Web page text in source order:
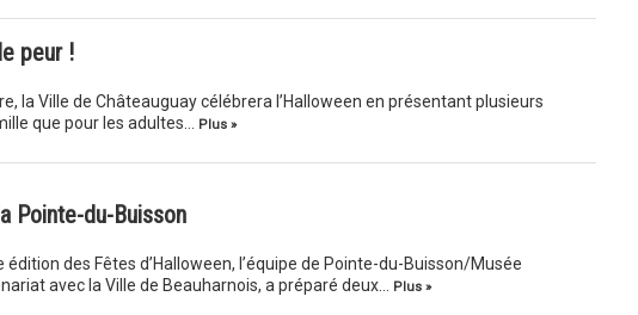
peur !
la Ville de Châteauguay célébrera l’Halloween en présentant plusieurs
que pour les adultes…
Plus »
Pointe-du-Buisson
des Fêtes d’Halloween, l’équipe de Pointe-du-Buisson/Musée
avec la Ville de Beauharnois, a préparé deux…
Plus »